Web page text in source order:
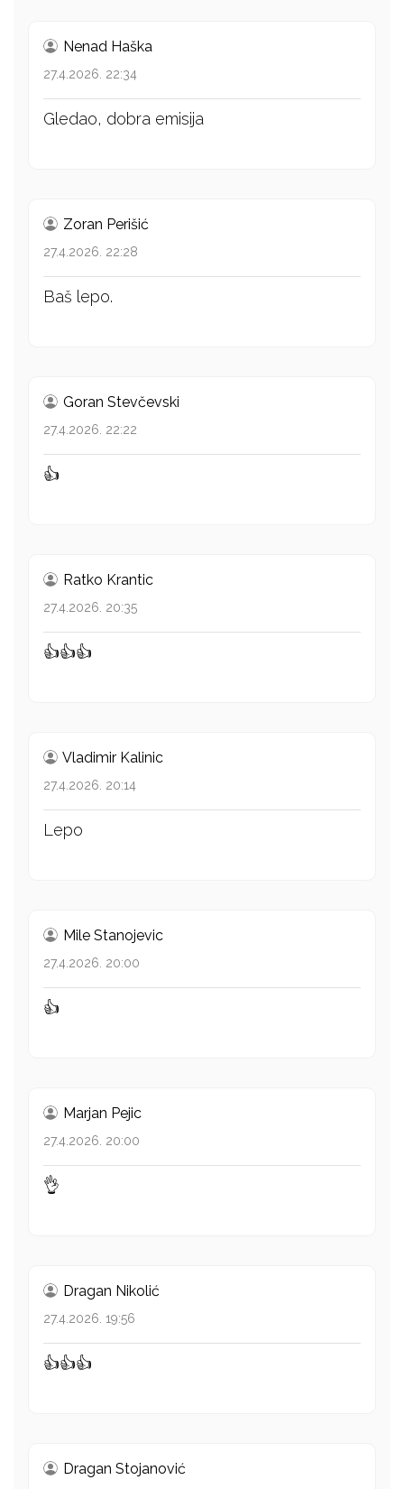
Nenad Haška
27.4.2026. 22:34
Gledao, dobra emisija
Zoran Perišić
27.4.2026. 22:28
Baš lepo.
Goran Stevčevski
27.4.2026. 22:22
👍
Ratko Krantic
27.4.2026. 20:35
👍👍👍
Vladimir Kalinic
27.4.2026. 20:14
Lepo
Mile Stanojevic
27.4.2026. 20:00
👍
Marjan Pejic
27.4.2026. 20:00
👌
Dragan Nikolić
27.4.2026. 19:56
👍👍👍
Dragan Stojanović